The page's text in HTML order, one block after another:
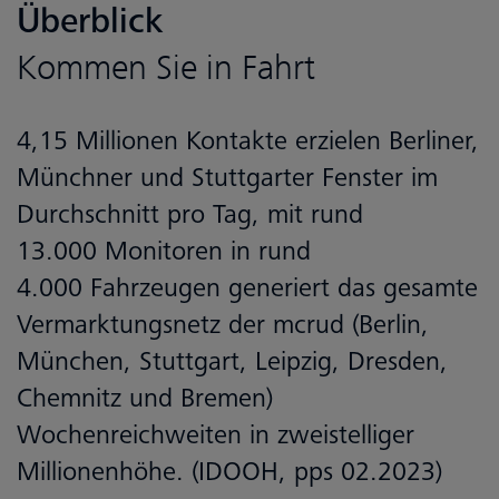
Überblick
Kommen Sie in Fahrt
4,15 Millionen Kontakte erzielen Berliner,
Münchner und Stuttgarter Fenster im
Durchschnitt pro Tag, mit rund
13.000 Monitoren in rund
4.000 Fahrzeugen generiert das gesamte
Vermarktungsnetz der mcrud (Berlin,
München, Stuttgart, Leipzig, Dresden,
Chemnitz und Bremen)
Wochenreichweiten in zweistelliger
Millionenhöhe. (IDOOH, pps 02.2023)